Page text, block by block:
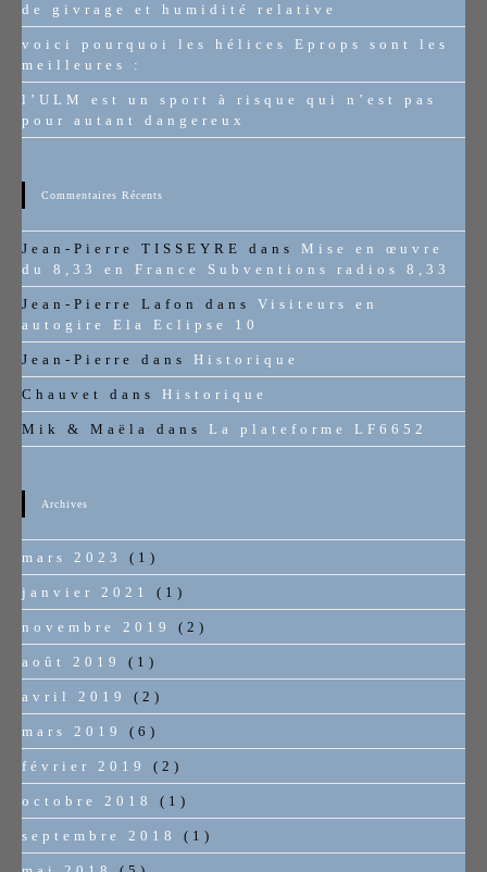
de givrage et humidité relative
voici pourquoi les hélices Eprops sont les
meilleures :
l’ULM est un sport à risque qui n’est pas
pour autant dangereux
Commentaires Récents
Jean-Pierre TISSEYRE dans Mise en œuvre
du 8,33 en France Subventions radios 8,33
Jean-Pierre Lafon dans Visiteurs en
autogire Ela Eclipse 10
Jean-Pierre dans Historique
Chauvet dans Historique
Mik & Maëla dans La plateforme LF6652
Archives
mars 2023 (1)
janvier 2021 (1)
novembre 2019 (2)
août 2019 (1)
avril 2019 (2)
mars 2019 (6)
février 2019 (2)
octobre 2018 (1)
septembre 2018 (1)